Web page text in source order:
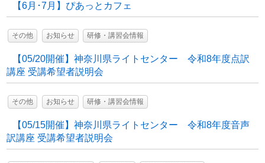
【6月･7月】ぴあっとカフェ
その他 お知らせ 研修・講習会情報
【05/20開催】神奈川県ライトセンター 令和8年度点訳
講座 受講希望者説明会
その他 お知らせ 研修・講習会情報
【05/15開催】神奈川県ライトセンター 令和8年度音声
訳講座 受講希望者説明会